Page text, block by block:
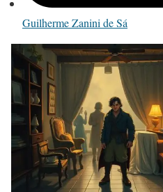
Guilherme Zanini de Sá